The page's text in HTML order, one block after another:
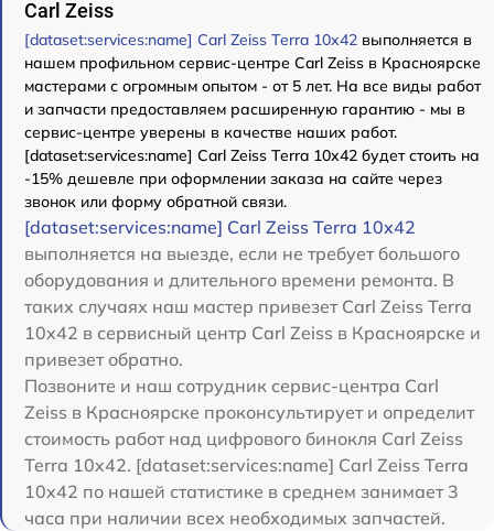
Carl Zeiss
[dataset:services:name] Carl Zeiss Terra 10x42 выполняется в
нашем профильном сервис-центре Carl Zeiss в Красноярске
мастерами с огромным опытом - от 5 лет. На все виды работ
и запчасти предоставляем расширенную гарантию - мы в
сервис-центре уверены в качестве наших работ.
[dataset:services:name] Carl Zeiss Terra 10x42 будет стоить на
-15% дешевле при оформлении заказа на сайте через
звонок или форму обратной связи.
[dataset:services:name] Carl Zeiss Terra 10x42
выполняется на выезде, если не требует большого
оборудования и длительного времени ремонта. В
таких случаях наш мастер привезет Carl Zeiss Terra
10x42 в сервисный центр Carl Zeiss в Красноярске и
привезет обратно.
Позвоните и наш сотрудник сервис-центра Carl
Zeiss в Красноярске проконсультирует и определит
стоимость работ над цифрового бинокля Carl Zeiss
Terra 10x42. [dataset:services:name] Carl Zeiss Terra
10x42 по нашей статистике в среднем занимает 3
часа при наличии всех необходимых запчастей.